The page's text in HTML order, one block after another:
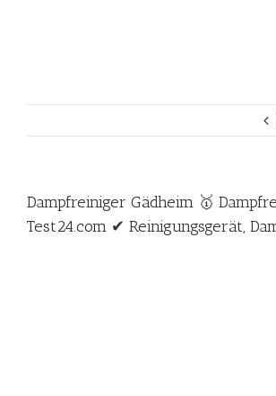
Dampfreiniger Gädheim 🥇
Test24.com ✔ Reinigungsgerät,